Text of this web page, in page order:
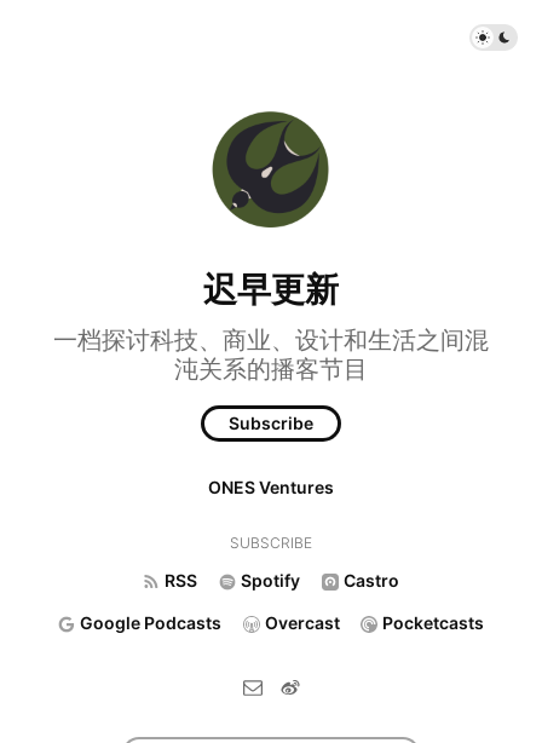
迟早更新
一档探讨科技、商业、设计和生活之间混
沌关系的播客节目
Subscribe
ONES Ventures
SUBSCRIBE
RSS Spotify Castro
Google Podcasts Overcast Pocketcasts